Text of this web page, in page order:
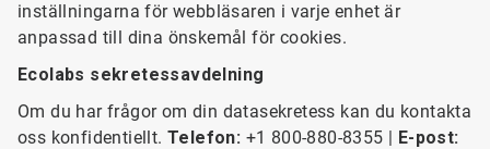
inställningarna för webbläsaren i varje enhet är
anpassad till dina önskemål för cookies.
Ecolabs sekretessavdelning
Om du har frågor om din datasekretess kan du kontakta
oss konfidentiellt. Telefon: +1 800-880-8355 | E-post: